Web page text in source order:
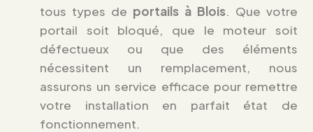
tous types de portails à Blois. Que votre
portail soit bloqué, que le moteur soit
défectueux ou que des éléments
nécessitent un remplacement, nous
assurons un service efficace pour remettre
votre installation en parfait état de
fonctionnement.